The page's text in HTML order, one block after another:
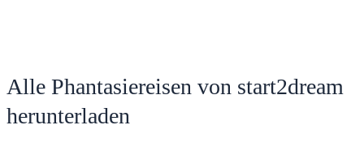
Alle Phantasiereisen von start2dream
herunterladen